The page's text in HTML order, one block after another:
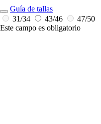
Guía de tallas
31/34
43/46
47/50
Este campo es obligatorio